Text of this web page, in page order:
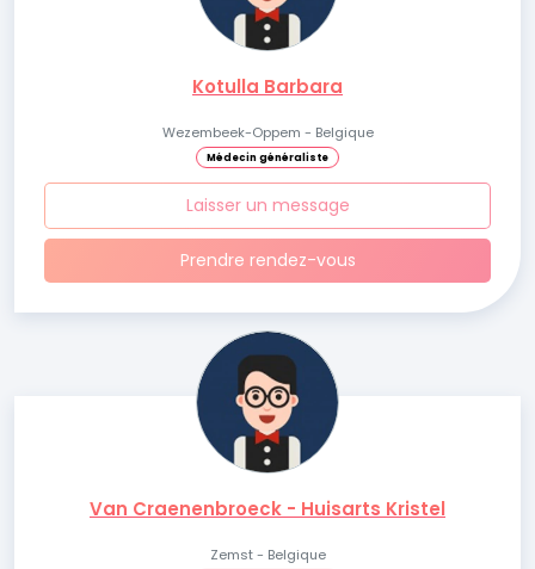
Kotulla Barbara
Wezembeek-Oppem - Belgique
Médecin généraliste
Laisser un message
Prendre rendez-vous
Van Craenenbroeck - Huisarts Kristel
Zemst - Belgique